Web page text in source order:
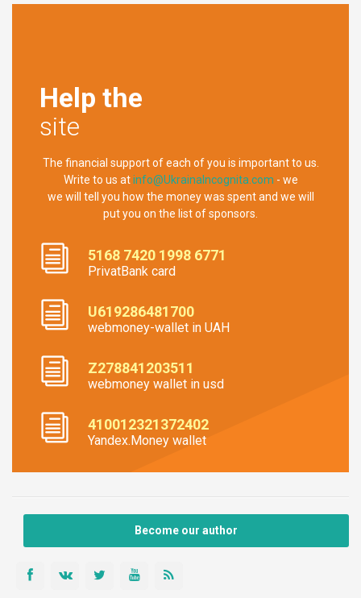
Help the
site
The financial support of each of you is important to us.
Write to us atinfo@UkrainaIncognita.com - we
we will tell you how the money was spent and we will
put you on the list of sponsors.
5168 7420 1998 6771
PrivatBank card
U619286481700
webmoney-wallet in UAH
Z278841203511
webmoney wallet in usd
410012321372402
Yandex.Money wallet
Become our author